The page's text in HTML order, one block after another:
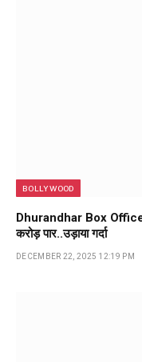
BOLLYWOOD
Dhurandhar Box Office
करोड़ पार..उड़ाया गर्दा
DECEMBER 22, 2025 12:19 PM